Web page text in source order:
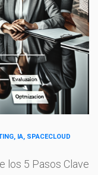
IA, SPACECLOUD
los 5 Pasos Clave